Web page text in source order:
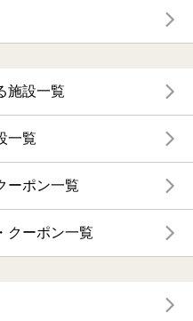
施設一覧
一覧
ーポン一覧
クーポン一覧